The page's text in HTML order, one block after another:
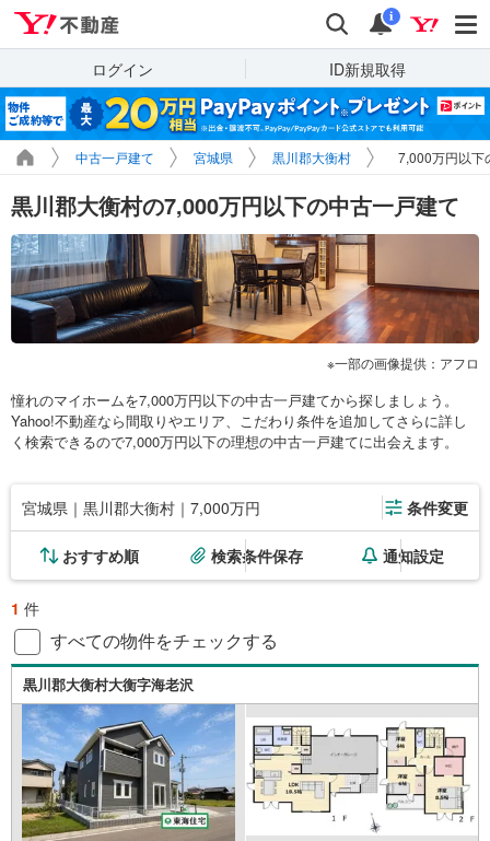
検索 通知
i
ログイン ID新規取得
中古一戸建て 宮城県 黒川郡大衡村 7,000万円以下
黒川郡大衡村の7,000万円以下の中古一戸建て
一部の画像提供：アフロ
憧れのマイホームを7,000万円以下の中古一戸建てから探しましょう。
Yahoo!不動産なら間取りやエリア、こだわり条件を追加してさらに詳し
く検索できるので7,000万円以下の理想の中古一戸建てに出会えます。
宮城県｜黒川郡大衡村｜7,000万円 条件変更
おすすめ順 検索条件保存 通知設定
1 件
すべての物件をチェックする
黒川郡大衡村大衡字海老沢